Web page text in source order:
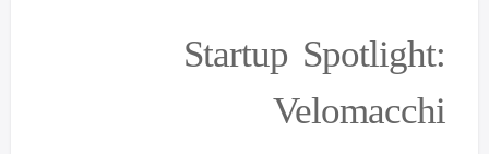
Startup Spotlight:
Velomacchi